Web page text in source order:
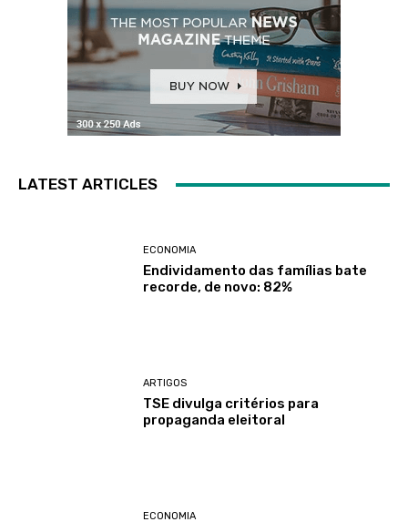
LATEST ARTICLES
ECONOMIA
Endividamento das famílias bate
recorde, de novo: 82%
ARTIGOS
TSE divulga critérios para
propaganda eleitoral
ECONOMIA